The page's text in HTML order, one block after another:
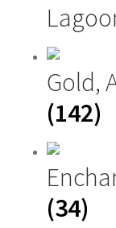
Gold,
(142)
(34)